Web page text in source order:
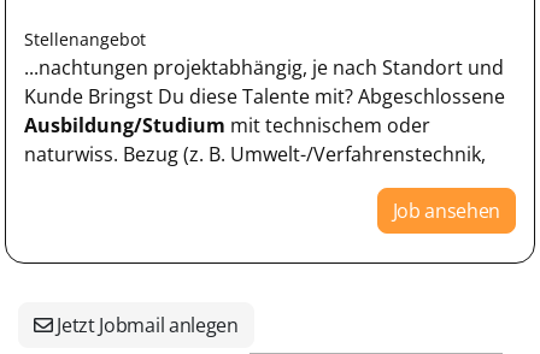
Stellenangebot
...nachtungen projektabhängig, je nach Standort und
Kunde Bringst Du diese Talente mit? Abgeschlossene
Ausbildung/Studium mit technischem oder
naturwiss. Bezug (z. B. Umwelt-/Verfahrenstechnik,
Job ansehen
Jetzt Jobmail anlegen